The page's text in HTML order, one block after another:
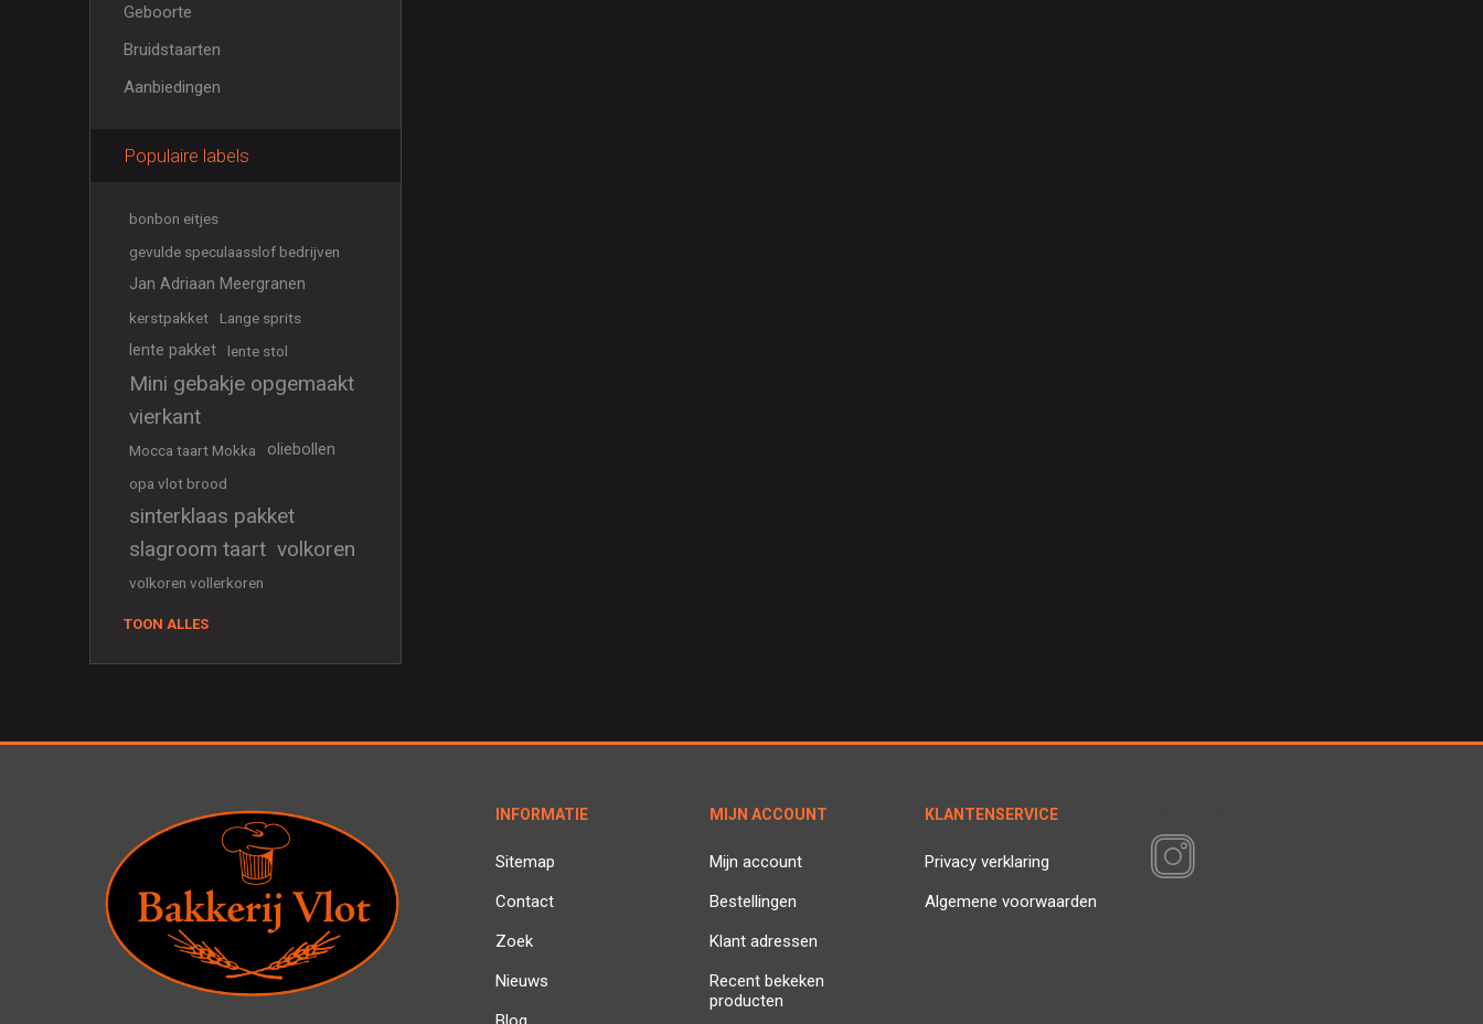
Geboorte
Bruidstaarten
Aanbiedingen
Populaire labels
bonbon eitjes
gevulde speculaasslof bedrijven
Jan Adriaan Meergranen
kerstpakket Lange sprits
lente pakket lente stol
Mini gebakje opgemaakt
vierkant
Mocca taart Mokka oliebollen
opa vlot brood
sinterklaas pakket
slagroom taart volkoren
volkoren vollerkoren
TOON ALLES
INFORMATIE
Sitemap
Contact
Zoek
Nieuws
MIJN ACCOUNT
Mijn account
Bestellingen
Klant adressen
Recent bekeken
producten
KLANTENSERVICE
Privacy verklaring
Algemene voorwaarden